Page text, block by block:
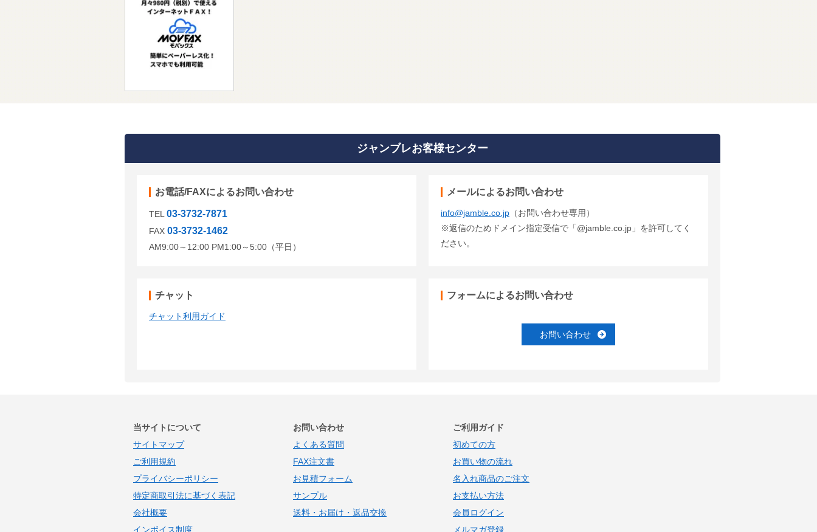
ジャンブレお客様センター
お電話/FAXによるお問い合わせ
TEL 03-3732-7871
FAX 03-3732-1462
AM9:00～12:00 PM1:00～5:00（平日）
メールによるお問い合わせ
info@jamble.co.jp （お問い合わせ専用）
※返信のためドメイン指定受信で「@jamble.co.jp」を許可してく
ださい。
チャット
チャット利用ガイド
フォームによるお問い合わせ
お問い合わせ
当サイトについて
サイトマップ
ご利用規約
プライバシーポリシー
特定商取引法に基づく表記
会社概要
インボイス制度
お問い合わせ
よくある質問
FAX注文書
お見積フォーム
サンプル
送料・お届け・返品交換
ご利用ガイド
初めての方
お買い物の流れ
名入れ商品のご注文
お支払い方法
会員ログイン
メルマガ登録